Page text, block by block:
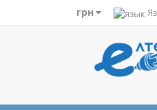
грн